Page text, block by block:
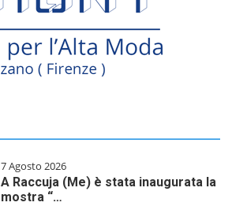
7 Agosto 2026
A Raccuja (Me) è stata inaugurata la
mostra “…